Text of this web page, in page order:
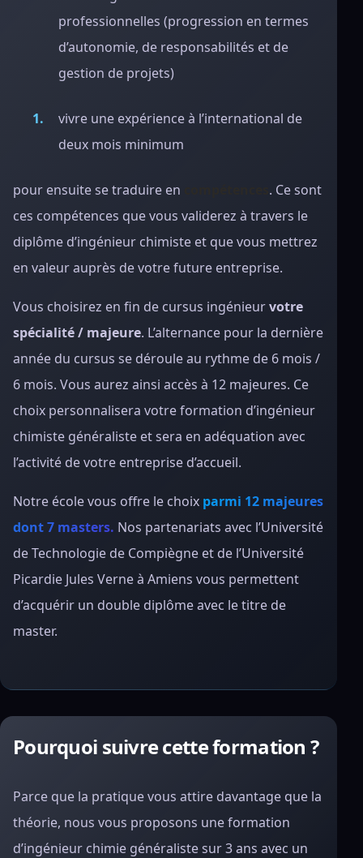
professionnelles (progression en termes
d’autonomie, de responsabilités et de
gestion de projets)
vivre une expérience à l’international de
deux mois minimum
pour ensuite se traduire en
. Ce sont
ces compétences que vous validerez à travers le
diplôme d’ingénieur chimiste et que vous mettrez
en valeur auprès de votre future entreprise.
Vous choisirez en fin de cursus ingénieurvotre
spécialité / majeure. L’alternance pour la dernière
année du cursus se déroule au rythme de 6 mois /
6 mois. Vous aurez ainsi accès à 12 majeures. Ce
choix personnalisera votre formation d’ingénieur
chimiste généraliste et sera en adéquation avec
l’activité de votre entreprise d’accueil.
Notre école vous offre le choix parmi 12 majeures
dont 7 masters. Nos partenariats avec l’Université
de Technologie de Compiègne et de l’Université
Picardie Jules Verne à Amiens vous permettent
d’acquérir un double diplôme avec le titre de
master.
Pourquoi suivre cette formation ?
Parce que la pratique vous attire davantage que la
théorie, nous vous proposons une formation
d’ingénieur chimie généraliste sur 3 ans avec un